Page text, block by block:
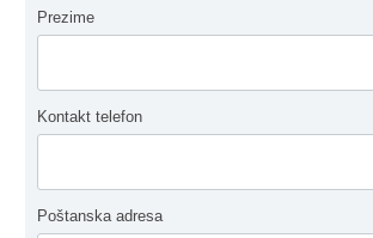
Prezime
Kontakt telefon
Poštanska adresa